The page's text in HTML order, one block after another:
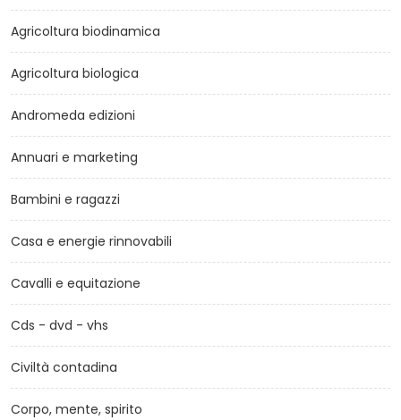
Agricoltura biodinamica
Agricoltura biologica
Andromeda edizioni
Annuari e marketing
Bambini e ragazzi
Casa e energie rinnovabili
Cavalli e equitazione
Cds - dvd - vhs
Civiltà contadina
Corpo, mente, spirito